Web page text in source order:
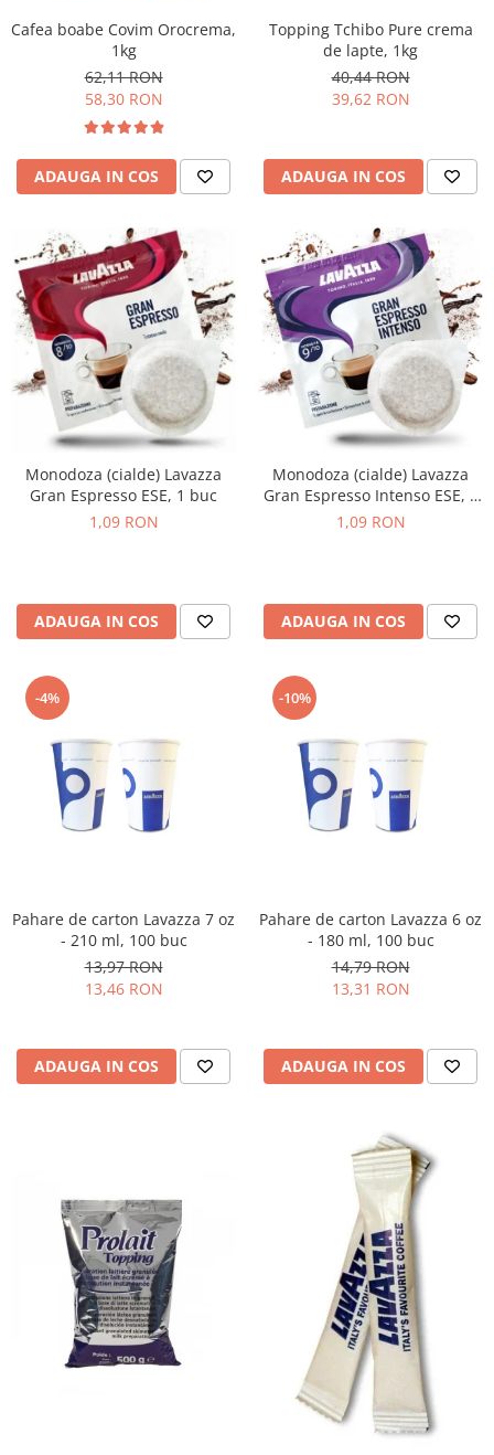
Curatare
Portafiltre
Tamper
Altele
Cafea boabe Covim Orocrema,
1kg
62,11 RON
58,30 RON
ADAUGA IN COS
Topping Tchibo Pure crema
de lapte, 1kg
40,44 RON
39,62 RON
ADAUGA IN COS
Monodoza (cialde) Lavazza
Gran Espresso ESE, 1 buc
1,09 RON
ADAUGA IN COS
Monodoza (cialde) Lavazza
Gran Espresso Intenso ESE, 1
buc
1,09 RON
ADAUGA IN COS
-4%
Pahare de carton Lavazza 7 oz
- 210 ml, 100 buc
13,97 RON
13,46 RON
ADAUGA IN COS
-10%
Pahare de carton Lavazza 6 oz
- 180 ml, 100 buc
14,79 RON
13,31 RON
ADAUGA IN COS